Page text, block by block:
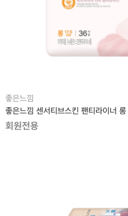
좋은느낌
좋은느낌 센서티브스킨 팬티라이너
회원전용